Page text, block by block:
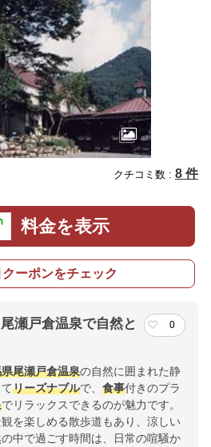
クチコミ数 : 8 件
料金を表示
ーポンをチェック
瀬戸倉温泉で自然と
0
尾瀬戸倉温泉の自然に囲まれた静
リーズナブルで、 食事付きのプラ
でリラックスできるのが魅力です。
を楽しめる散歩道もあり、涼しい
中で過ごす時間は、日常の喧騒か